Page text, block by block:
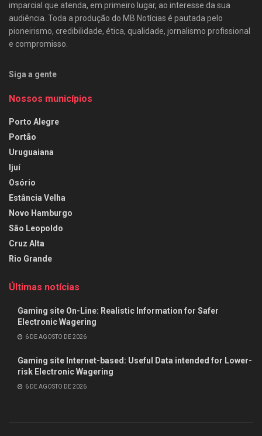
imparcial que atenda, em primeiro lugar, ao interesse da sua
audiência. Toda a produção do MB Notícias é pautada pelo
pioneirismo, credibilidade, ética, qualidade, jornalismo profissional
e compromisso.
Siga a gente
Nossos municípios
Porto Alegre
Portão
Uruguaiana
Ijuí
Osório
Estância Velha
Novo Hamburgo
São Leopoldo
Cruz Alta
Rio Grande
Últimas notícias
Gaming site On-Line: Realistic Information for Safer
Electronic Wagering
6 DE AGOSTO DE 2026
Gaming site Internet-based: Useful Data intended for Lower-
risk Electronic Wagering
6 DE AGOSTO DE 2026